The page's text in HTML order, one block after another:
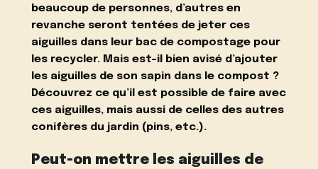
beaucoup de personnes, d’autres en
revanche seront tentées de jeter ces
aiguilles dans leur bac de compostage pour
les recycler. Mais est-il bien avisé d’ajouter
les aiguilles de son sapin dans le compost ?
Découvrez ce qu’il est possible de faire avec
ces aiguilles, mais aussi de celles des autres
conifères du jardin (pins, etc.).
Peut-on mettre les aiguilles de